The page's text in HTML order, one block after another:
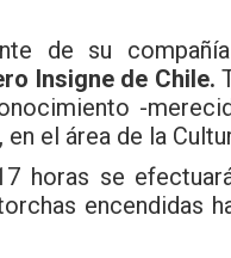
de su
Insigne de Chile.
-
el área de la
horas se
encendidas